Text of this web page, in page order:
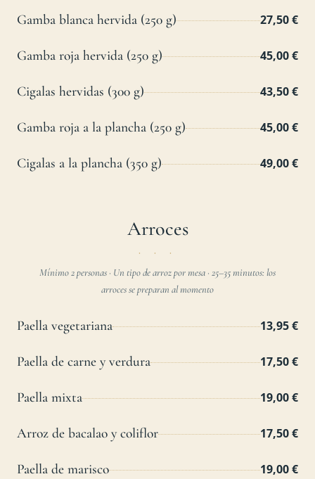
Gamba blanca hervida (250 g) 27,50 €
Gamba roja hervida (250 g) 45,00 €
Cigalas hervidas (300 g) 43,50 €
Gamba roja a la plancha (250 g) 45,00 €
Cigalas a la plancha (350 g) 49,00 €
Arroces
Mínimo 2 personas · Un tipo de arroz por mesa · 25–35 minutos: los
arroces se preparan al momento
Paella vegetariana 13,95 €
Paella de carne y verdura 17,50 €
Paella mixta 19,00 €
Arroz de bacalao y coliflor 17,50 €
Paella de marisco 19,00 €